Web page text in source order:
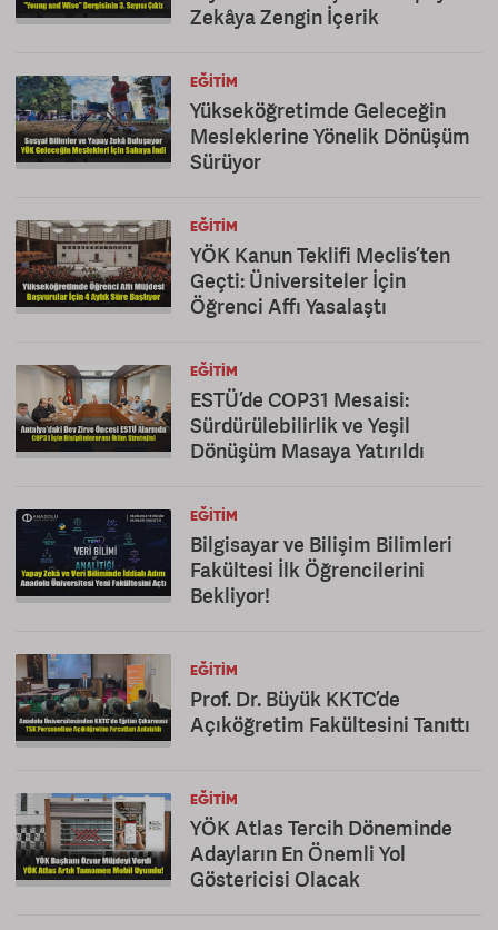
Zekâya Zengin İçerik
EĞITIM
Yükseköğretimde Geleceğin
Mesleklerine Yönelik Dönüşüm
Sürüyor
EĞITIM
YÖK Kanun Teklifi Meclis’ten
Geçti: Üniversiteler İçin
Öğrenci Affı Yasalaştı
EĞITIM
ESTÜ’de COP31 Mesaisi:
Sürdürülebilirlik ve Yeşil
Dönüşüm Masaya Yatırıldı
EĞITIM
Bilgisayar ve Bilişim Bilimleri
Fakültesi İlk Öğrencilerini
Bekliyor!
EĞITIM
Prof. Dr. Büyük KKTC’de
Açıköğretim Fakültesini Tanıttı
EĞITIM
YÖK Atlas Tercih Döneminde
Adayların En Önemli Yol
Göstericisi Olacak